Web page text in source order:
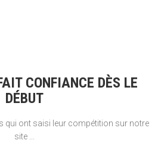
CONFIANCE DÈS LE
DÉBUT
qui ont saisi leur compétition sur notre
site ...